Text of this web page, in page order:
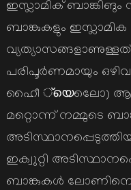
ഇസ്ലാമിക് ബാങ്കിങും
ബാങ്കുകളും
പരിപൂര്‍ണമായും
ഹീൈ ്യെലൊേ)
മറ്റൊന്ന് നമ്മുടെ
ഇക്വുറ്റി
ബാങ്കുകള്‍ ലോണിനെ